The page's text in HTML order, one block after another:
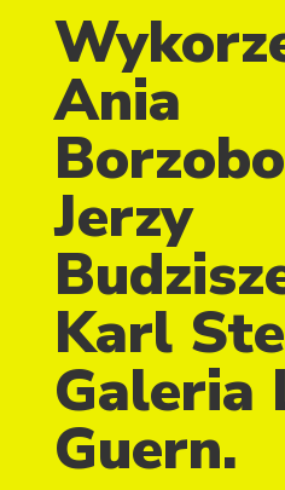
Ania
Jerzy
Karl
Galeria
Guern.